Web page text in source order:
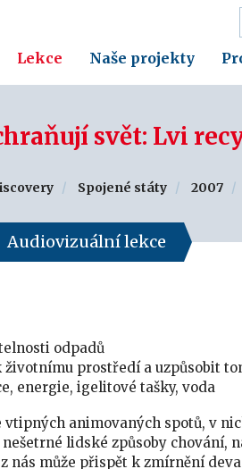
Lekce Naše projekty
svět: Lvi
Spojené státy 2007
Audiovizuální lekce
odpadů
prostředí a uzpůsobit
energie, igelitové tašky, voda
animovaných spotů, v
lidské způsoby chování,
nás může přispět k zmírnění